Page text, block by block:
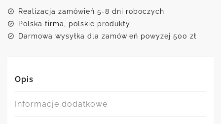
Realizacja zamówień 5-8 dni roboczych
Polska firma, polskie produkty
Darmowa wysyłka dla zamówień powyżej 500 zł
Opis
Informacje dodatkowe